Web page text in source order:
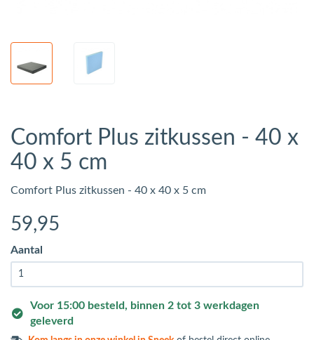
Comfort Plus zitkussen - 40 x
40 x 5 cm
Comfort Plus zitkussen - 40 x 40 x 5 cm
59,95
Aantal
Voor 15:00 besteld, binnen 2 tot 3 werkdagen
geleverd